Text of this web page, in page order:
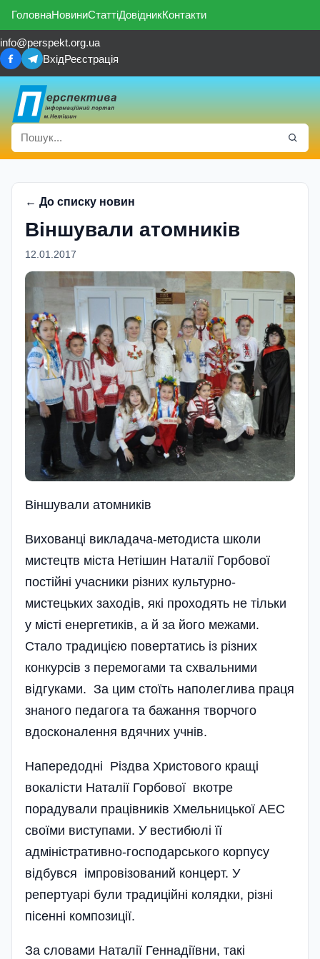
ГоловнаНовиниСтаттіДовідникКонтакти
info@perspekt.org.ua
ВхідРеєстрація
← До списку новин
Вiншували атомникiв
12.01.2017
Вiншували атомникiв
Вихованці викладача-методиста школи
мистецтв міста Нетішин Наталії Горбової
постійні учасники різних культурно-
мистецьких заходів, які проходять не тільки
у місті енергетиків, а й за його межами.
Стало традицією повертатись із різних
конкурсів з перемогами та схвальними
відгуками. За цим стоїть наполеглива праця
знаного педагога та бажання творчого
вдосконалення вдячних учнів.
Напередодні Різдва Христового кращі
вокалісти Наталії Горбової вкотре
порадували працівників Хме­льницької АЕС
своїми виступами. У вестибюлі її
адміністративно-господарського корпусу
відбувся імпровізований концерт. У
репертуарі були традиційні колядки, різні
пісенні композиції.
За словами Наталії Геннадіївни, такі